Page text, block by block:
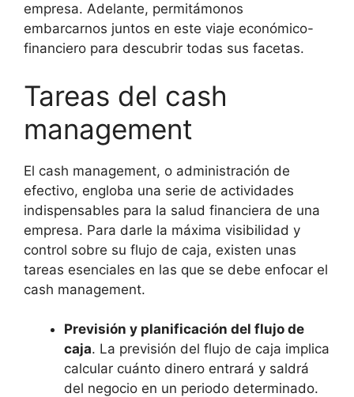
empresa. Adelante, permitámonos
embarcarnos juntos en este viaje económico-
financiero para descubrir todas sus facetas.
Tareas del cash
management
El cash management, o administración de
efectivo, engloba una serie de actividades
indispensables para la salud financiera de una
empresa. Para darle la máxima visibilidad y
control sobre su flujo de caja, existen unas
tareas esenciales en las que se debe enfocar el
cash management.
Previsión y planificación del flujo de
caja. La previsión del flujo de caja implica
calcular cuánto dinero entrará y saldrá
del negocio en un periodo determinado.